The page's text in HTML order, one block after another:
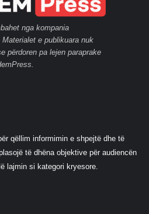
nga kompania
e publikuara nuk
përdoren pa lejen paraprake
qëllim informimin e shpejtë dhe të
të dhëna objektive për audiencën
lajmin si kategori kryesore.